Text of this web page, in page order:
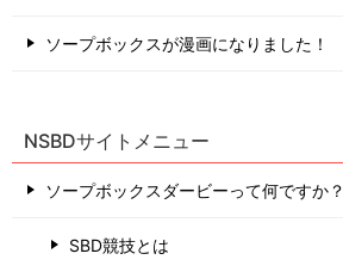
ソープボックスが漫画になりました！
NSBDサイトメニュー
ソープボックスダービーって何ですか？
SBD競技とは